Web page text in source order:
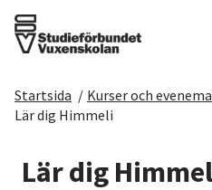
Det här gör vi
För dig som
Startsida / Kurser och
Lär dig Himmeli
Lär dig